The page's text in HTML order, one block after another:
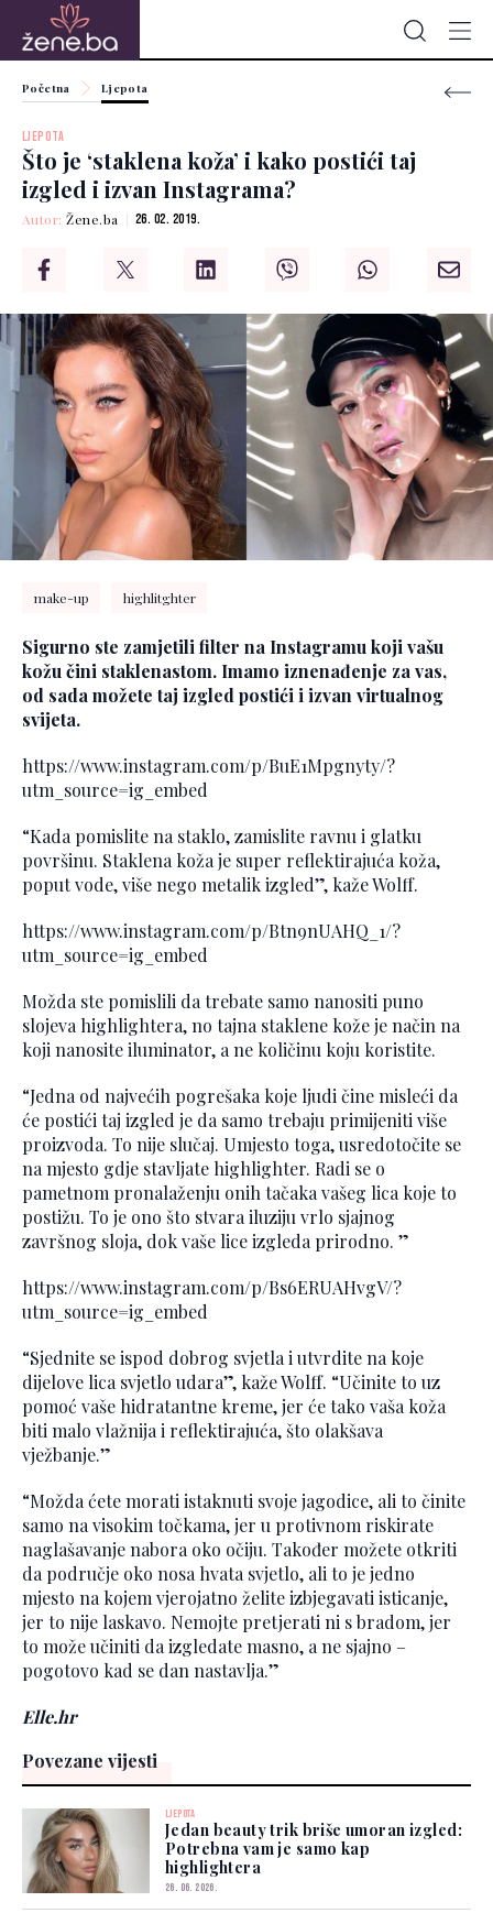
Početna Ljepota
LJEPOTA
Što je ‘staklena koža’ i kako postići taj
izgled i izvan Instagrama?
Autor:Žene.ba 26. 02. 2019.
make-up highlitghter
Sigurno ste zamjetili filter na Instagramu koji vašu
kožu čini staklenastom. Imamo iznenađenje za vas,
od sada možete taj izgled postići i izvan virtualnog
svijeta.
https://www.instagram.com/p/BuE1Mpgnyty/?
utm_source=ig_embed
“Kada pomislite na staklo, zamislite ravnu i glatku
površinu. Staklena koža je super reflektirajuća koža,
poput vode, više nego metalik izgled”, kaže Wolff.
https://www.instagram.com/p/Btn9nUAHQ_1/?
utm_source=ig_embed
Možda ste pomislili da trebate samo nanositi puno
slojeva highlightera, no tajna staklene kože je način na
koji nanosite iluminator, a ne količinu koju koristite.
“Jedna od najvećih pogrešaka koje ljudi čine misleći da
će postići taj izgled je da samo trebaju primijeniti više
proizvoda. To nije slučaj. Umjesto toga, usredotočite se
na mjesto gdje stavljate highlighter. Radi se o
pametnom pronalaženju onih tačaka vašeg lica koje to
postižu. To je ono što stvara iluziju vrlo sjajnog
završnog sloja, dok vaše lice izgleda prirodno. ”
https://www.instagram.com/p/Bs6ERUAHvgV/?
utm_source=ig_embed
“Sjednite se ispod dobrog svjetla i utvrdite na koje
dijelove lica svjetlo udara”, kaže Wolff. “Učinite to uz
pomoć vaše hidratantne kreme, jer će tako vaša koža
biti malo vlažnija i reflektirajuća, što olakšava
vježbanje.”
“Možda ćete morati istaknuti svoje jagodice, ali to činite
samo na visokim točkama, jer u protivnom riskirate
naglašavanje nabora oko očiju. Također možete otkriti
da područje oko nosa hvata svjetlo, ali to je jedno
mjesto na kojem vjerojatno želite izbjegavati isticanje,
jer to nije laskavo. Nemojte pretjerati ni s bradom, jer
to može učiniti da izgledate masno, a ne sjajno –
pogotovo kad se dan nastavlja.”
Elle.hr
Povezane vijesti
LJEPOTA
Jedan beauty trik briše umoran izgled:
Potrebna vam je samo kap
highlightera
26. 06. 2026.